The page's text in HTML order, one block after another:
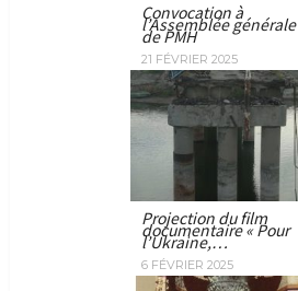
Convocation à
l’Assemblée générale
de PMH
21 FÉVRIER 2025
Projection du film
documentaire « Pour
l’Ukraine,…
6 FÉVRIER 2025